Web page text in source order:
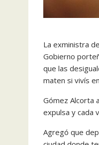
La exministra
Gobierno
que las
maten si vivís
Gómez Alcorta
expulsa y cada
Agregó que